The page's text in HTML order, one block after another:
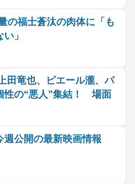
の福士蒼汰の肉体に「も
」
田竜也、ピエール瀧、パ
性の“悪人”集結！ 場面
週公開の最新映画情報